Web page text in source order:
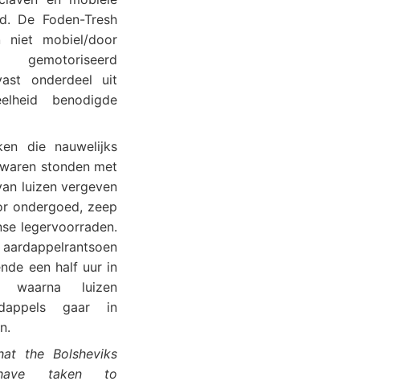
De Foden-Tresh
niet mobiel/door
onderdeel uit
benodigde
die nauwelijks
stonden met
luizen vergeven
ondergoed, zeep
legervoorraden.
een half uur in
waarna luizen
gaar in
the Bolsheviks
taken to